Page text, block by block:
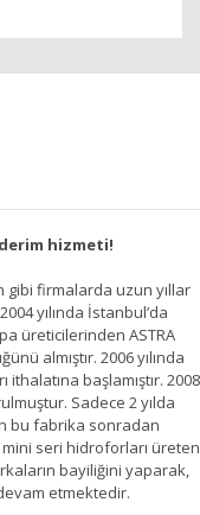
hizmeti!
gibi firmalarda uzun yıllar
yılında İstanbul’da
üreticilerinden ASTRA
almıştır. 2006 yılında
başlamıştır. 2008
Sadece 2 yılda
bu fabrika sonradan
seri hidroforları üreten
bayiliğini yaparak,
etmektedir.